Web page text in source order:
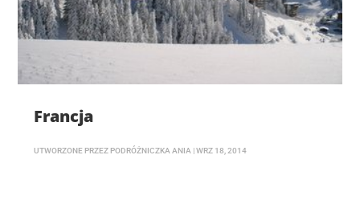
Francja
UTWORZONE PRZEZ PODRÓŻNICZKA ANIA |WRZ 18, 2014